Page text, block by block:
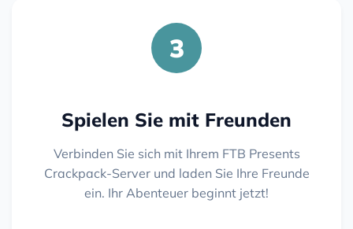
3
Spielen Sie mit Freunden
Verbinden Sie sich mit Ihrem FTB Presents
Crackpack-Server und laden Sie Ihre Freunde
ein. Ihr Abenteuer beginnt jetzt!